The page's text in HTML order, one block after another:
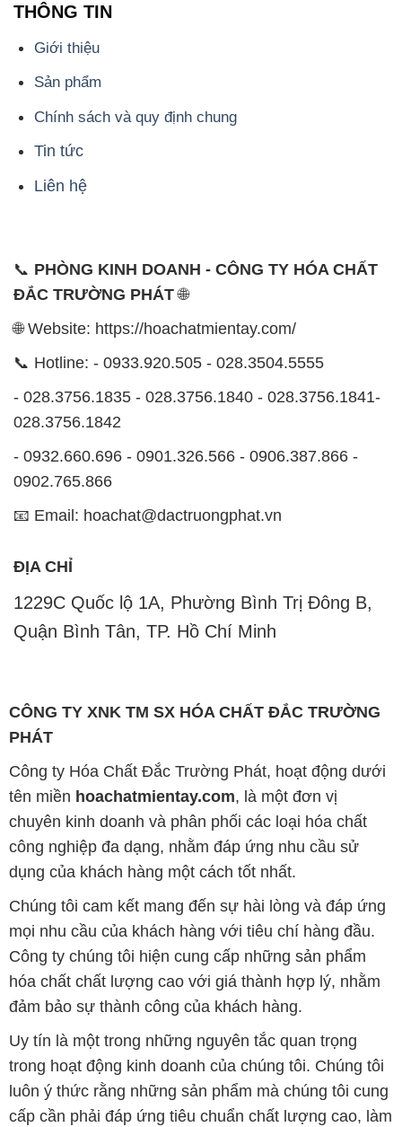
THÔNG TIN
Giới thiệu
Sản phẩm
Chính sách và quy định chung
Tin tức
Liên hệ
📞 PHÒNG KINH DOANH - CÔNG TY HÓA CHẤT
ĐẮC TRƯỜNG PHÁT🌐
🌐 Website: https://hoachatmientay.com/
📞 Hotline: - 0933.920.505 - 028.3504.5555
- 028.3756.1835 - 028.3756.1840 - 028.3756.1841-
028.3756.1842
- 0932.660.696 - 0901.326.566 - 0906.387.866 -
0902.765.866
📧 Email: hoachat@dactruongphat.vn
ĐỊA CHỈ
1229C Quốc lộ 1A, Phường Bình Trị Đông B,
Quận Bình Tân, TP. Hồ Chí Minh
CÔNG TY XNK TM SX HÓA CHẤT ĐẮC TRƯỜNG
PHÁT
Công ty Hóa Chất Đắc Trường Phát, hoạt động dưới
tên miền hoachatmientay.com, là một đơn vị
chuyên kinh doanh và phân phối các loại hóa chất
công nghiệp đa dạng, nhằm đáp ứng nhu cầu sử
dụng của khách hàng một cách tốt nhất.
Chúng tôi cam kết mang đến sự hài lòng và đáp ứng
mọi nhu cầu của khách hàng với tiêu chí hàng đầu.
Công ty chúng tôi hiện cung cấp những sản phẩm
hóa chất chất lượng cao với giá thành hợp lý, nhằm
đảm bảo sự thành công của khách hàng.
Uy tín là một trong những nguyên tắc quan trọng
trong hoạt động kinh doanh của chúng tôi. Chúng tôi
luôn ý thức rằng những sản phẩm mà chúng tôi cung
cấp cần phải đáp ứng tiêu chuẩn chất lượng cao, làm